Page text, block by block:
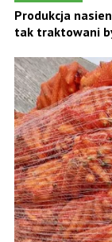
Produkcja
tak traktowani